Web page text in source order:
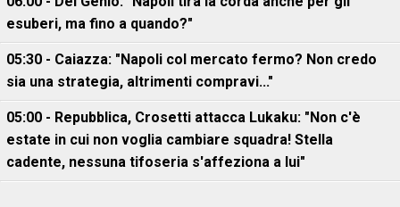
esuberi, ma fino a quando?"
05:30 - Caiazza: "Napoli col mercato fermo? Non credo
sia una strategia, altrimenti compravi..."
05:00 - Repubblica, Crosetti attacca Lukaku: "Non c'è
estate in cui non voglia cambiare squadra! Stella
cadente, nessuna tifoseria s'affeziona a lui"